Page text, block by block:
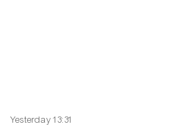
Yesterday 13:31